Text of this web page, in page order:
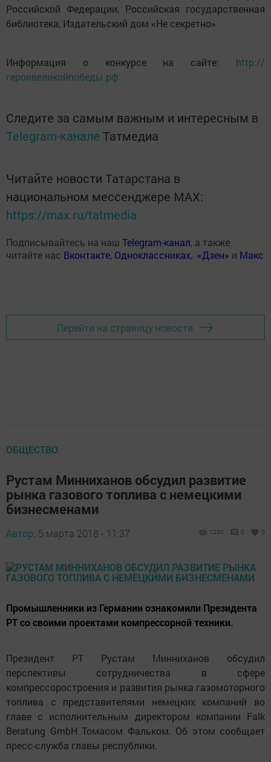
Российской Федерации, Российская государственная
библиотека, Издательский дом «Не секретно»
Информация о конкурсе на сайте: http://
героивеликойпобеды.рф
Следите за самым важным и интересным в
Telegram-канале Татмедиа
Читайте новости Татарстана в
национальном мессенджере MАХ:
https://max.ru/tatmedia
Подписывайтесь на наш Telegram-канал, а также
читайте нас Вконтакте, Одноклассниках, «Дзен» и Макс
Перейти на страницу новости
ОБЩЕСТВО
Рустам Минниханов обсудил развитие
рынка газового топлива с немецкими
бизнесменами
Автор, 5 марта 2018 - 11:37 1250 0 0
Промышленники из Германии ознакомили Президента
РТ со своими проектами компрессорной техники.
Президент РТ Рустам Минниханов обсудил
перспективы сотрудничества в сфере
компрессоростроения и развития рынка газомоторного
топлива с представителями немецких компаний во
главе с исполнительным директором компании Falk
Beratung GmbH Томасом Фальком. Об этом сообщает
пресс-служба главы республики.